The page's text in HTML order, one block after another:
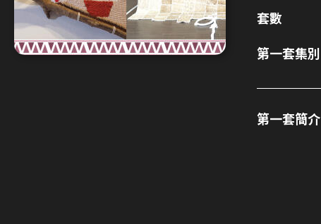
套數
第一套集別
第一套簡介